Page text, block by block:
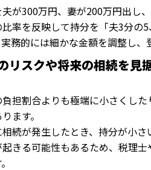
が300万円、妻が200万円出し
率を反映して持分を「夫3分
務的には細かな金額を調整し
リスクや将来の相続を見
担割合よりも極端に小さくした
ます。
続が発生したとき、持分が小
きる可能性もあるため、税理